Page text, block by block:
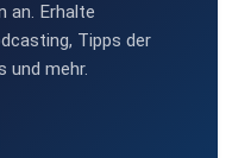
an. Erhalte
Tipps der
und mehr.